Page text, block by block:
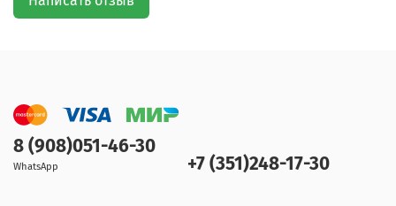
8 (908)051-46-30
WhatsApp +7 (351)248-17-30